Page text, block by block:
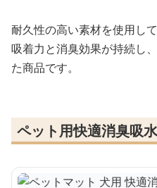
耐久性の高い素材を使用し
吸着力と消臭効果が持続し
た商品です。
ペット用快適消臭吸